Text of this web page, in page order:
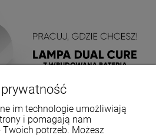
im technologie umożliwiają
i pomagają nam
potrzeb. Możesz